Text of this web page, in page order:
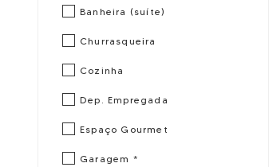
Banheira (suíte)
Churrasqueira
Cozinha
Dep. Empregada
Espaço Gourmet
Garagem *